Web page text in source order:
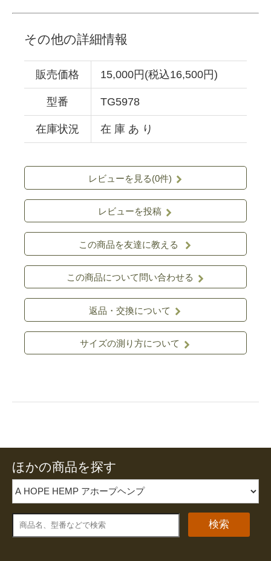
その他の詳細情報
販売価格 15,000円(税込16,500円)
型番 TG5978
在庫状況 在 庫 あ り
レビューを見る(0件)
レビューを投稿
この商品を友達に教える
この商品について問い合わせる
返品・交換について
サイズの測り方について
ほかの商品を探す
検索